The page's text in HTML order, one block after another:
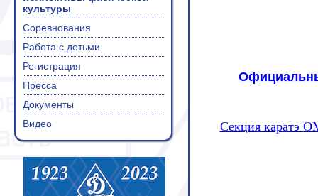
культуры
Соревнования
Работа с детьми
Регистрация
Пресса
Документы
Видео
Секция каратэ